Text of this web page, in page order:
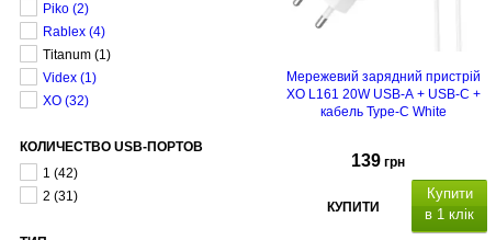
Piko (2)
Rablex (4)
Titanum (1)
Videx (1)
XO (32)
КОЛИЧЕСТВО USB-ПОРТОВ
1 (42)
2 (31)
Мережевий зарядний пристрій
XO L161 20W USB-A + USB-C +
кабель Type-C White
139 грн
КУПИТИ
Купити
в 1 клік